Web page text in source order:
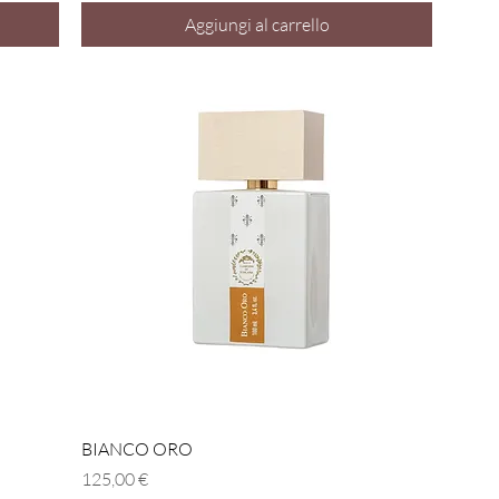
Aggiungi al carrello
BIANCO ORO
Prezzo
125,00 €